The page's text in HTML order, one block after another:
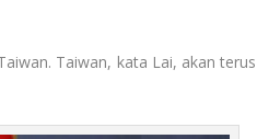
Taiwan, kata Lai, akan terus